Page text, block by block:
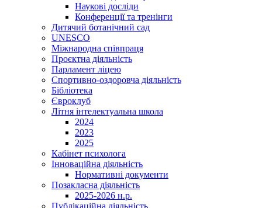
Наукові досліди
Конференції та тренінги
Дитячий ботанічний сад
UNESCO
Міжнародна співпраця
Проєктна діяльність
Парламент ліцею
Спортивно-оздоровча діяльність
Бібліотека
Євроклуб
Літня інтелектуальна школа
2024
2023
2025
Кабінет психолога
Інноваційна діяльність
Нормативні документи
Позакласна діяльність
2025-2026 н.р.
Публікаційна діяльність